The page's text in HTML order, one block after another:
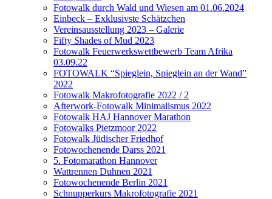
Fotowalk durch Wald und Wiesen am 01.06.2024
Einbeck – Exklusivste Schätzchen
Vereinsausstellung 2023 – Galerie
Fifty Shades of Mud 2023
Fotowalk Feuerwerkswettbewerb Team Afrika
03.09.22
FOTOWALK “Spieglein, Spieglein an der Wand”
2022
Fotowalk Makrofotografie 2022 / 2
Afterwork-Fotowalk Minimalismus 2022
Fotowalk HAJ Hannover Marathon
Fotowalks Pietzmoor 2022
Fotowalk Jüdischer Friedhof
Fotowochenende Darss 2021
5. Fotomarathon Hannover
Wattrennen Duhnen 2021
Fotowochenende Berlin 2021
Schnupperkurs Makrofotografie 2021